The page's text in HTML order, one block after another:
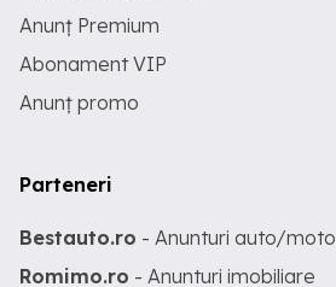
Anunț Premium
Abonament VIP
Anunț promo
Parteneri
Bestauto.ro - Anunturi auto/moto
Romimo.ro - Anunturi imobiliare